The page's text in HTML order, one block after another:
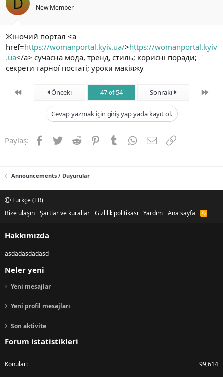
New Member
Жіночий портал <a
href=https://womanportal.kyiv.ua/>https://womanportal.kyiv
.ua</a> сучасна мода, тренд, стиль; корисні поради;
секрети гарної постаті; уроки макіяжу
First Önceki 47 of 54 Sonraki Son
Cevap yazmak için giriş yap yada kayıt ol.
Paylaş: Facebook
TwitterReddit PinterestTumblrWhatsApp
E-postaLink
Announcements / Duyurular
Türkçe (TR)
Bize ulaşın Şartlar ve kurallar Gizlilik politikası Yardım Ana sayfa
R
Hakkımızda
asdadasdadasd
Neler yeni
Yeni mesajlar
Yeni profil mesajları
Son aktivite
Forum istatistikleri
Konular 99,614